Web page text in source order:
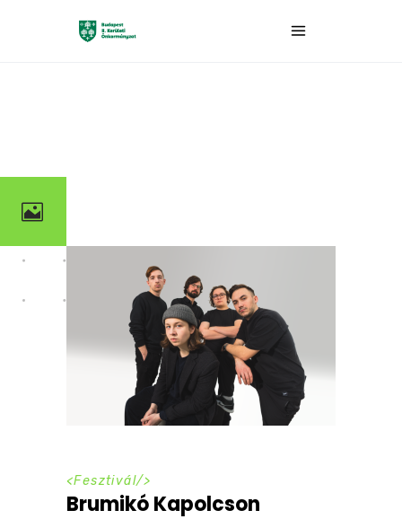
<Fesztivál/>
Brumikó Kapolcson